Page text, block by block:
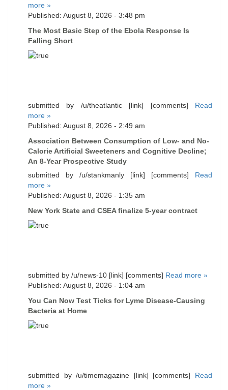
more »
Published: August 8, 2026 - 3:48 pm
The Most Basic Step of the Ebola Response Is
Falling Short
submitted by /u/theatlantic [link] [comments] Read
more »
Published: August 8, 2026 - 2:49 am
Association Between Consumption of Low- and No-
Calorie Artificial Sweeteners and Cognitive Decline;
An 8-Year Prospective Study
submitted by /u/stankmanly [link] [comments] Read
more »
Published: August 8, 2026 - 1:35 am
New York State and CSEA finalize 5-year contract
submitted by /u/news-10 [link] [comments] Read more »
Published: August 8, 2026 - 1:04 am
You Can Now Test Ticks for Lyme Disease-Causing
Bacteria at Home
submitted by /u/timemagazine [link] [comments] Read
more »